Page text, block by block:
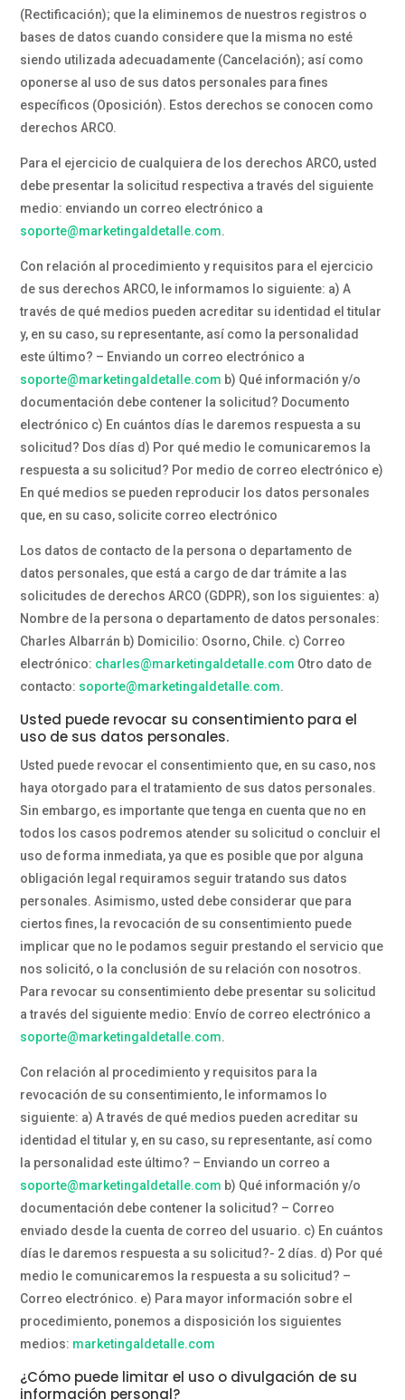
(Rectificación); que la eliminemos de nuestros registros o
bases de datos cuando considere que la misma no esté
siendo utilizada adecuadamente (Cancelación); así como
oponerse al uso de sus datos personales para fines
específicos (Oposición). Estos derechos se conocen como
derechos ARCO.
Para el ejercicio de cualquiera de los derechos ARCO, usted
debe presentar la solicitud respectiva a través del siguiente
medio: enviando un correo electrónico a
soporte@marketingaldetalle.com.
Con relación al procedimiento y requisitos para el ejercicio
de sus derechos ARCO, le informamos lo siguiente: a) A
través de qué medios pueden acreditar su identidad el titular
y, en su caso, su representante, así como la personalidad
este último? – Enviando un correo electrónico a
soporte@marketingaldetalle.com b) Qué información y/o
documentación debe contener la solicitud? Documento
electrónico c) En cuántos días le daremos respuesta a su
solicitud? Dos días d) Por qué medio le comunicaremos la
respuesta a su solicitud? Por medio de correo electrónico e)
En qué medios se pueden reproducir los datos personales
que, en su caso, solicite correo electrónico
Los datos de contacto de la persona o departamento de
datos personales, que está a cargo de dar trámite a las
solicitudes de derechos ARCO (GDPR), son los siguientes: a)
Nombre de la persona o departamento de datos personales:
Charles Albarrán b) Domicilio: Osorno, Chile. c) Correo
electrónico: charles@marketingaldetalle.com Otro dato de
contacto: soporte@marketingaldetalle.com.
Usted puede revocar su consentimiento para el
uso de sus datos personales.
Usted puede revocar el consentimiento que, en su caso, nos
haya otorgado para el tratamiento de sus datos personales.
Sin embargo, es importante que tenga en cuenta que no en
todos los casos podremos atender su solicitud o concluir el
uso de forma inmediata, ya que es posible que por alguna
obligación legal requiramos seguir tratando sus datos
personales. Asimismo, usted debe considerar que para
ciertos fines, la revocación de su consentimiento puede
implicar que no le podamos seguir prestando el servicio que
nos solicitó, o la conclusión de su relación con nosotros.
Para revocar su consentimiento debe presentar su solicitud
a través del siguiente medio: Envío de correo electrónico a
soporte@marketingaldetalle.com.
Con relación al procedimiento y requisitos para la
revocación de su consentimiento, le informamos lo
siguiente: a) A través de qué medios pueden acreditar su
identidad el titular y, en su caso, su representante, así como
la personalidad este último? – Enviando un correo a
soporte@marketingaldetalle.com b) Qué información y/o
documentación debe contener la solicitud? – Correo
enviado desde la cuenta de correo del usuario. c) En cuántos
días le daremos respuesta a su solicitud?- 2 días. d) Por qué
medio le comunicaremos la respuesta a su solicitud? –
Correo electrónico. e) Para mayor información sobre el
procedimiento, ponemos a disposición los siguientes
medios: marketingaldetalle.com
¿Cómo puede limitar el uso o divulgación de su
información personal?